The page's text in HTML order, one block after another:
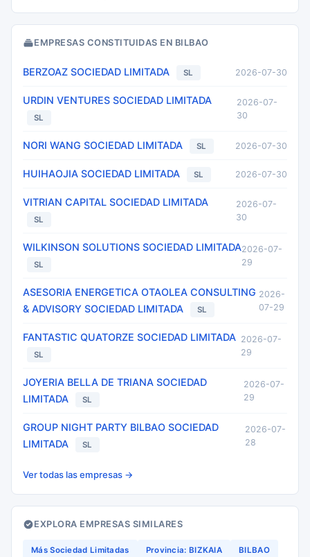
EMPRESAS CONSTITUIDAS EN BILBAO
BERZOAZ SOCIEDAD LIMITADA SL 2026-07-30
URDIN VENTURES SOCIEDAD LIMITADA
SL
2026-07-
30
NORI WANG SOCIEDAD LIMITADA SL 2026-07-30
HUIHAOJIA SOCIEDAD LIMITADA SL 2026-07-30
VITRIAN CAPITAL SOCIEDAD LIMITADA
SL
2026-07-
30
WILKINSON SOLUTIONS SOCIEDAD LIMITADA
SL
2026-07-
29
ASESORIA ENERGETICA OTAOLEA CONSULTING
& ADVISORY SOCIEDAD LIMITADA
SL
2026-
07-29
FANTASTIC QUATORZE SOCIEDAD LIMITADA
SL
2026-07-
29
JOYERIA BELLA DE TRIANA SOCIEDAD
LIMITADA
SL
2026-07-
29
GROUP NIGHT PARTY BILBAO SOCIEDAD
LIMITADA
SL
2026-07-
28
Ver todas las empresas →
EXPLORA EMPRESAS SIMILARES
Más Sociedad Limitadas Provincia: BIZKAIA BILBAO